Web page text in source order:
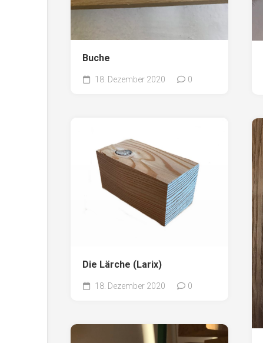
Buche
18. Dezember 2020 0
Die Lärche (Larix)
18. Dezember 2020 0